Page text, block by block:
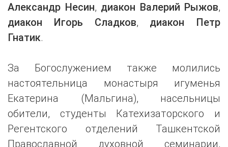
Александр Несин, диакон Валерий Рыжов,
диакон Игорь Сладков, диакон Петр
Гнатик.
За Богослужением также молились
настоятельница монастыря игуменья
Екатерина (Мальгина), насельницы
обители, студенты Катехизаторского и
Регентского отделений Ташкентской
Православной духовной семинарии,